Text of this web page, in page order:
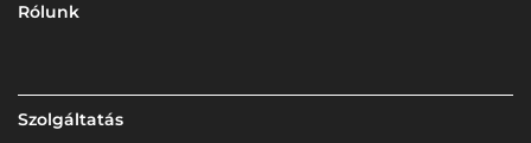
Rólunk
Szolgáltatás